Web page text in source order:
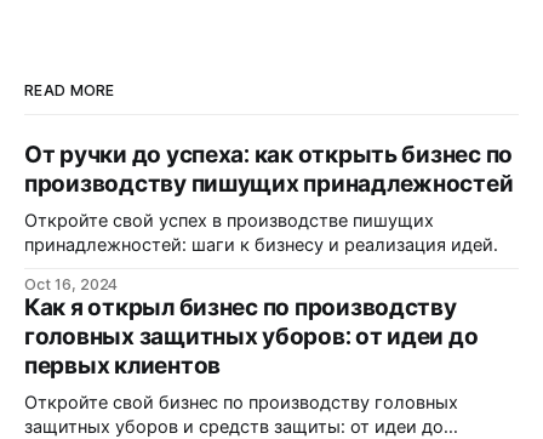
READ MORE
От ручки до успеха: как открыть бизнес по
производству пишущих принадлежностей
Откройте свой успех в производстве пишущих
принадлежностей: шаги к бизнесу и реализация идей.
Oct 16, 2024
Как я открыл бизнес по производству
головных защитных уборов: от идеи до
первых клиентов
Откройте свой бизнес по производству головных
защитных уборов и средств защиты: от идеи до